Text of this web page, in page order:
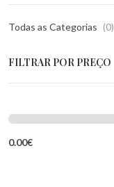
Todas as Categorias (0)
FILTRAR POR PREÇO
0.00€